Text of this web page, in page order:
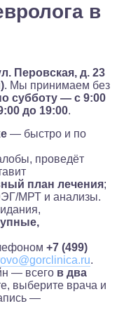
в
Перовская, д. 23
. Мы принимаем без
субботу — с 9:00
до 19:00.
— быстро и по
проведёт
план лечения;
МРТ и анализы.
+7 (499)
.
— всего в два
выберите врача и
—